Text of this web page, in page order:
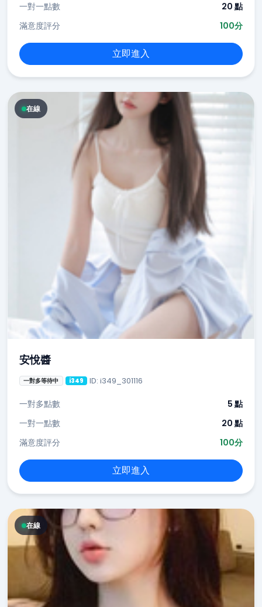
一對一點數
20 點
滿意度評分
100分
立即進入
在線
安悅醬
一對多等待中 i349 ID: i349_301116
一對多點數
5 點
一對一點數
20 點
滿意度評分
100分
立即進入
在線